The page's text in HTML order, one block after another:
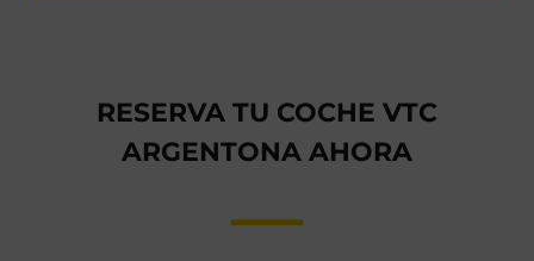
RESERVA TU COCHE VTC
ARGENTONA AHORA